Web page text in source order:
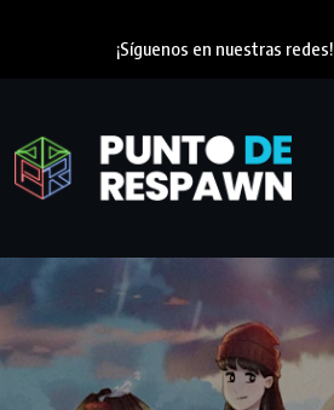
¡Síguenos en nuestras redes!